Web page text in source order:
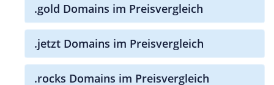
.gold Domains im Preisvergleich
.jetzt Domains im Preisvergleich
.rocks Domains im Preisvergleich